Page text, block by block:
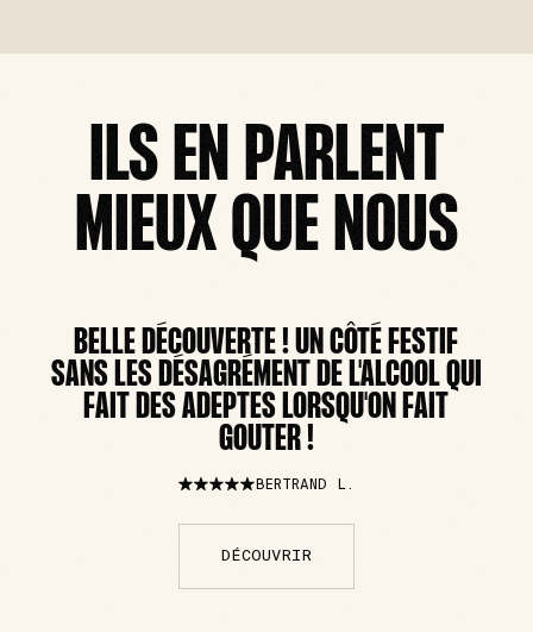
ILS EN PARLENT
MIEUX QUE NOUS
BELLE DÉCOUVERTE ! UN CÔTÉ FESTIF
SANS LES DÉSAGRÉMENT DE L'ALCOOL QUI
FAIT DES ADEPTES LORSQU'ON FAIT
GOUTER !
BERTRAND L.
DÉCOUVRIR